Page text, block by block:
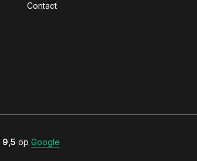
Contact
9,5 op Google